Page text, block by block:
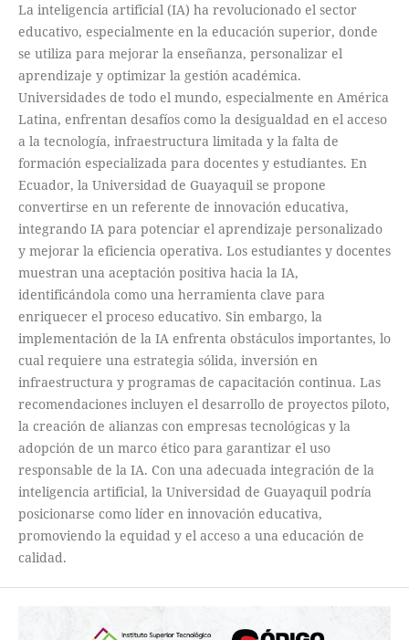
La inteligencia artificial (IA) ha revolucionado el sector
educativo, especialmente en la educación superior, donde
se utiliza para mejorar la enseñanza, personalizar el
aprendizaje y optimizar la gestión académica.
Universidades de todo el mundo, especialmente en América
Latina, enfrentan desafíos como la desigualdad en el acceso
a la tecnología, infraestructura limitada y la falta de
formación especializada para docentes y estudiantes. En
Ecuador, la Universidad de Guayaquil se propone
convertirse en un referente de innovación educativa,
integrando IA para potenciar el aprendizaje personalizado
y mejorar la eficiencia operativa. Los estudiantes y docentes
muestran una aceptación positiva hacia la IA,
identificándola como una herramienta clave para
enriquecer el proceso educativo. Sin embargo, la
implementación de la IA enfrenta obstáculos importantes, lo
cual requiere una estrategia sólida, inversión en
infraestructura y programas de capacitación continua. Las
recomendaciones incluyen el desarrollo de proyectos piloto,
la creación de alianzas con empresas tecnológicas y la
adopción de un marco ético para garantizar el uso
responsable de la IA. Con una adecuada integración de la
inteligencia artificial, la Universidad de Guayaquil podría
posicionarse como líder en innovación educativa,
promoviendo la equidad y el acceso a una educación de
calidad.